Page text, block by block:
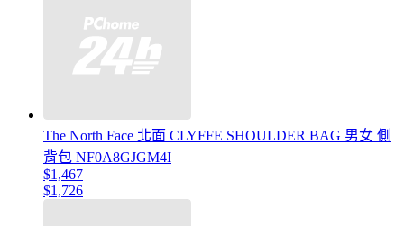
The North Face 北面 CLYFFE SHOULDER BAG 男女 側
背包 NF0A8GJGM4I
$1,467
$1,726